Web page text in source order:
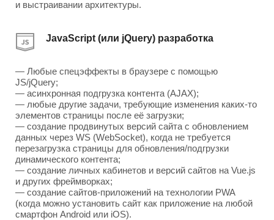
и выстраивании архитектуры.
JavaScript (или jQuery) разработка
— Любые спецэффекты в браузере с помощью
JS/jQuery;
— асинхронная подгрузка контента (AJAX);
— любые другие задачи, требующие изменения каких-то
элементов страницы после её загрузки;
— создание продвинутых версий сайта с обновлением
данных через WS (WebSocket), когда не требуется
перезагрузка страницы для обновления/подгрузки
динамического контента;
— создание личных кабинетов и версий сайтов на Vue.js
и других фреймворках;
— создание сайтов-приложений на технологии PWA
(когда можно установить сайт как приложение на любой
смартфон Android или iOS).